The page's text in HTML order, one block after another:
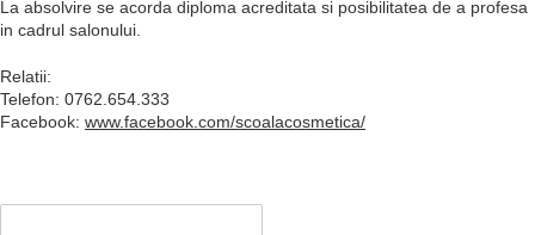
La absolvire se acorda diploma acreditata si posibilitatea de a profesa
in cadrul salonului.
Relatii:
Telefon: 0762.654.333
Facebook: www.facebook.com/scoalacosmetica/